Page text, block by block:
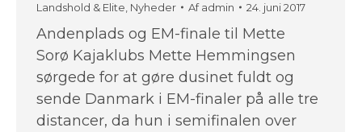
Landshold & Elite, Nyheder Afadmin 24. juni 2017
Andenplads og EM-finale til Mette
Sorø Kajaklubs Mette Hemmingsen
sørgede for at gøre dusinet fuldt og
sende Danmark i EM-finaler på alle tre
distancer, da hun i semifinalen over